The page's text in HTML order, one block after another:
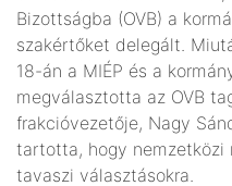
Bizottságba (OVB) a
szakértőket delegált.
18-án a MIÉP és a
megválasztotta az OVB
frakcióvezetője, Nagy
tartotta, hogy nemzetközi
tavaszi választásokra.